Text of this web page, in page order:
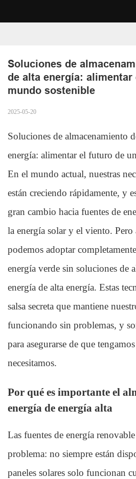
Soluciones de
de alta energía:
mundo sostenible
2025-05-20
Soluciones de almacenamiento
energía: alimentar el futuro de
En el mundo actual, nuestras
están creciendo rápidamente, y
gran cambio hacia fuentes de
la energía solar y el viento. Pero
podemos adoptar
energía verde sin soluciones de
energía de alta energía. Estas
salsa secreta que mantiene
funcionando sin problemas, y
para asegurarse de que
necesitamos.
Por qué es importante el
energía de energía alta
Las fuentes de energía
problema: no siempre están
paneles solares solo funcionan